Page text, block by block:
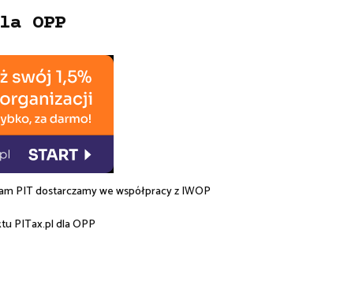
OPP
PIT dostarczamy we współpracy zIWOP
PITax.pldla OPP